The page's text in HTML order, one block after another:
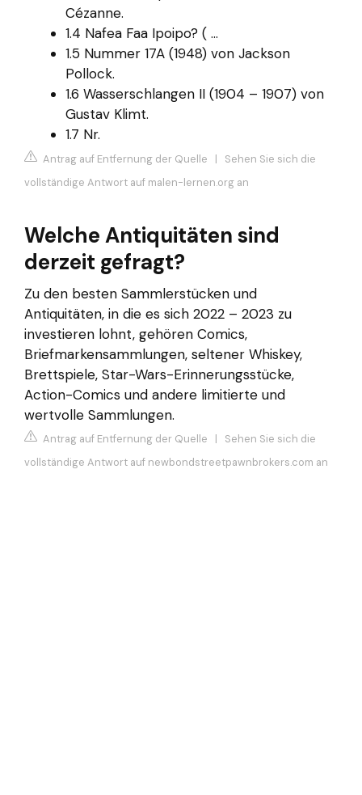
Cézanne.
1.4 Nafea Faa Ipoipo? ( ...
1.5 Nummer 17A (1948) von Jackson
Pollock.
1.6 Wasserschlangen II (1904 – 1907) von
Gustav Klimt.
1.7 Nr.
Antrag auf Entfernung der Quelle | Sehen Sie sich die
vollständige Antwort auf malen-lernen.org an
Welche Antiquitäten sind
derzeit gefragt?
Zu den besten Sammlerstücken und
Antiquitäten, in die es sich 2022 – 2023 zu
investieren lohnt, gehören Comics,
Briefmarkensammlungen, seltener Whiskey,
Brettspiele, Star-Wars-Erinnerungsstücke,
Action-Comics und andere limitierte und
wertvolle Sammlungen.
Antrag auf Entfernung der Quelle | Sehen Sie sich die
vollständige Antwort auf newbondstreetpawnbrokers.com an